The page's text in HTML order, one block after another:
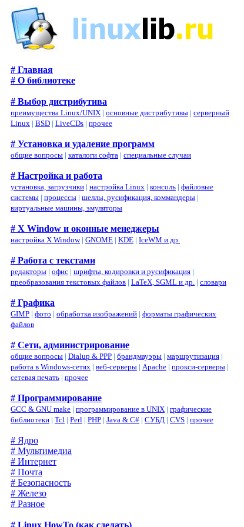
# Главная
# О библиотеке
# Выбор дистрибутива
преимущества Linux/UNIX | основные дистрибутивы | серверный
Linux | BSD | LiveCDs | прочее
# Установка и удаление программ
общие вопросы | каталоги софта | специальные случаи
# Настройка и работа
установка, загрузчики | настройка Linux | консоль | файловые
системы | процессы | шеллы, русификация, коммандеры |
виртуальные машины, эмуляторы
# X Window и оконные менеджеры
настройка X Window| GNOME | KDE | IceWM и др.
# Работа с текстами
редакторы | офис | шрифты, кодировки и русификация |
преобразования текстовых файлов | LaTeX, SGML и др. | словари
# Графика
GIMP | фото | обработка изображений | форматы графических
файлов
# Сети, администрирование
общие вопросы | Dialup & PPP | брандмауэры | маршрутизация |
работа в Windows-сетях | веб-серверы | Apache | прокси-серверы |
сетевая печать | прочее
# Программирование
GCC & GNU make | программирование в UNIX | графические
библиотеки | Tcl | Perl | PHP | Java & C# | СУБД | CVS | прочее
# Ядро
# Мультимедиа
# Интернет
# Почта
# Безопасность
# Железо
# Разное
# Linux HowTo (как сделать)